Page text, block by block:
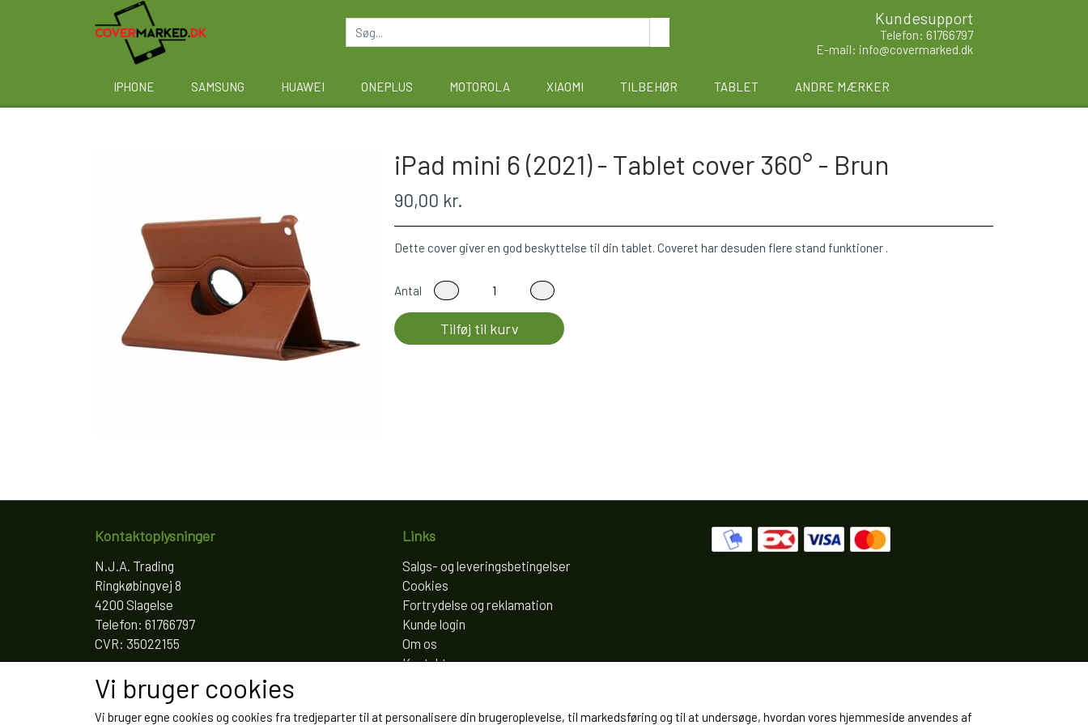
Kundesupport
Telefon: 61766797
E-mail: info@covermarked.dk
IPHONE SAMSUNG HUAWEI ONEPLUS MOTOROLA XIAOMI TILBEHØR TABLET ANDRE MÆRKER
iPad mini 6 (2021) - Tablet cover 360° - Brun
90,00 kr.
Dette cover giver en god beskyttelse til din tablet. Coveret har desuden flere stand funktioner .
Antal
Tilføj til kurv
Kontaktoplysninger
N.J.A. Trading
Ringkøbingvej 8
4200 Slagelse
Telefon: 61766797
CVR: 35022155
Links
Salgs- og leveringsbetingelser
Cookies
Fortrydelse og reklamation
Kunde login
Om os
Kontakt
Vi bruger cookies
Vi bruger egne cookies og cookies fra tredjeparter til at personalisere din brugeroplevelse, til markedsføring og til at undersøge, hvordan vores hjemmeside anvendes af